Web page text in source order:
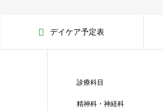
デイケア予定表
診療科目
精神科・神経科